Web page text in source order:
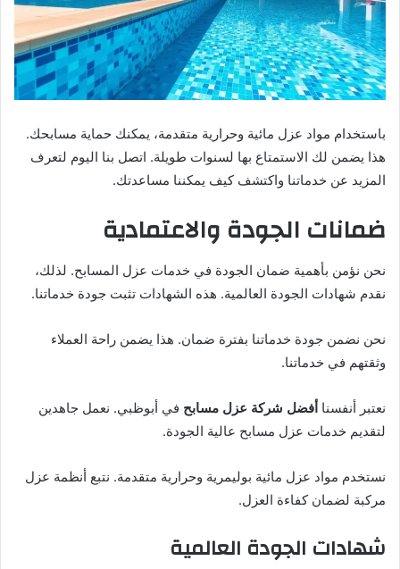
باستخدام مواد عزل مائية وحرارية متقدمة، يمكنك حماية مسابحك.
هذا يضمن لك الاستمتاع بها لسنوات طويلة. اتصل بنا اليوم لتعرف
المزيد عن خدماتنا واكتشف كيف يمكننا مساعدتك.
ضمانات الجودة والاعتمادية
نحن نؤمن بأهمية ضمان الجودة في خدمات عزل المسابح. لذلك،
نقدم شهادات الجودة العالمية. هذه الشهادات تثبت جودة خدماتنا.
نحن نضمن جودة خدماتنا بفترة ضمان. هذا يضمن راحة العملاء
وثقتهم في خدماتنا.
نعتبر أنفسنا أفضل شركة عزل مسابح في أبوظبي. نعمل جاهدين
لتقديم خدمات عزل مسابح عالية الجودة.
نستخدم مواد عزل مائية بوليمرية وحرارية متقدمة. نتبع أنظمة عزل
مركبة لضمان كفاءة العزل.
شهادات الجودة العالمية